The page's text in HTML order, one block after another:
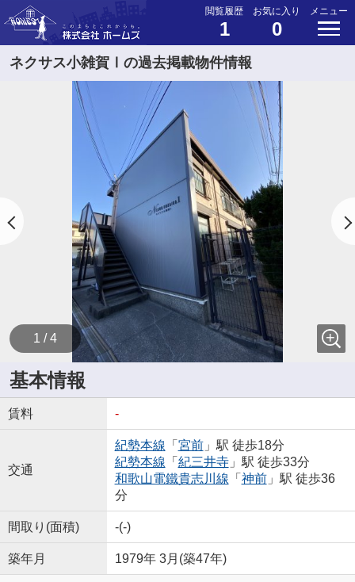
閲覧履歴
1
お気に入り
0
メニュー
ネクサス小雑賀Ⅰの過去掲載物件情報
1 / 4
基本情報
賃料 -
交通
紀勢本線 「 宮前」駅 徒歩18分
紀勢本線 「 紀三井寺」駅 徒歩33分
和歌山電鐵貴志川線 「 神前」駅 徒歩36
分
間取り(面積) -(-)
築年月 1979年 3月(築47年)